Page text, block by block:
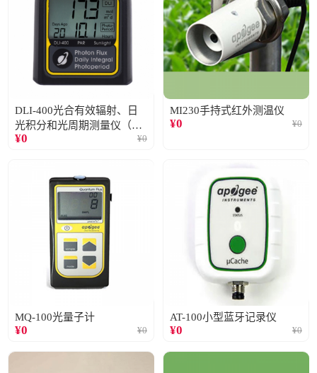
DLI-400光合有效辐射、日
光积分和光周期测量仪（仅
阳光）
¥0 ¥0
MI230手持式红外测温仪
¥0 ¥0
MQ-100光量子计
¥0 ¥0
AT-100小型蓝牙记录仪
¥0 ¥0